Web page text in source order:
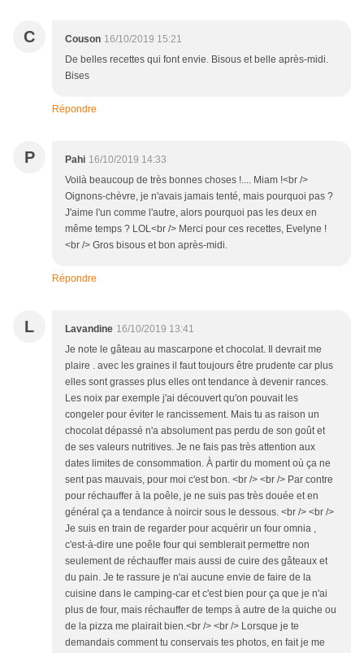
C Couson 16/10/2019 15:21
De belles recettes qui font envie. Bisous et belle après-midi.
Bises
Répondre
P Pahi 16/10/2019 14:33
Voilà beaucoup de très bonnes choses !.... Miam !<br />
Oignons-chèvre, je n'avais jamais tenté, mais pourquoi pas ?
J'aime l'un comme l'autre, alors pourquoi pas les deux en
même temps ? LOL<br /> Merci pour ces recettes, Evelyne !
<br /> Gros bisous et bon après-midi.
Répondre
L Lavandine 16/10/2019 13:41
Je note le gâteau au mascarpone et chocolat. Il devrait me
plaire . avec les graines il faut toujours être prudente car plus
elles sont grasses plus elles ont tendance à devenir rances.
Les noix par exemple j'ai découvert qu'on pouvait les
congeler pour éviter le rancissement. Mais tu as raison un
chocolat dépassé n'a absolument pas perdu de son goût et
de ses valeurs nutritives. Je ne fais pas très attention aux
dates limites de consommation. À partir du moment où ça ne
sent pas mauvais, pour moi c'est bon. <br /> <br /> Par contre
pour réchauffer à la poêle, je ne suis pas très douée et en
général ça a tendance à noircir sous le dessous. <br /> <br />
Je suis en train de regarder pour acquérir un four omnia ,
c'est-à-dire une poêle four qui semblerait permettre non
seulement de réchauffer mais aussi de cuire des gâteaux et
du pain. Je te rassure je n'ai aucune envie de faire de la
cuisine dans le camping-car et c'est bien pour ça que je n'ai
plus de four, mais réchauffer de temps à autre de la quiche ou
de la pizza me plairait bien.<br /> <br /> Lorsque je te
demandais comment tu conservais tes photos, en fait je me